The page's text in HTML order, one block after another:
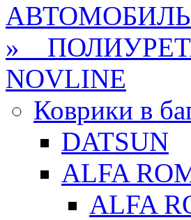
»
NOVLINE
Коврики в
DATSUN
ALFA
ALFA